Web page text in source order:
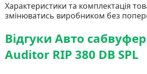
Характеристики та комплектація
змінюватись виробником без
Відгуки Авто
Auditor RIP 380 DB SPL